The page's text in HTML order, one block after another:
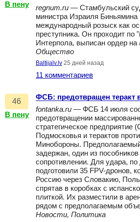
В пену
regnum.ru — Стамбульский
министра Израиля Биньямина
международный розыск как
преступника. Он проходит по
Интерпола, выписан ордер на
Общество
Baltijalv.lv 25 дней назад
11 комментариев
46
В пену
ФСБ: предотвращен теракт
fontanka.ru — ФСБ 14 июля
предотвращении
стратегическое
Подмосковья и терактов
Минобороны.
задержан, один из
сопротивлении. Для удара,
подготовили 35 FPV-дронов,
Россию через Словакию,
спрятав в коробках с
плиткой. Их разместили в
рядом с предполагаемым
Новости, Политика